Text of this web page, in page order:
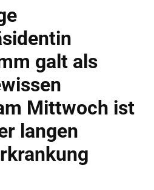
galt als
Mittwoch ist
langen